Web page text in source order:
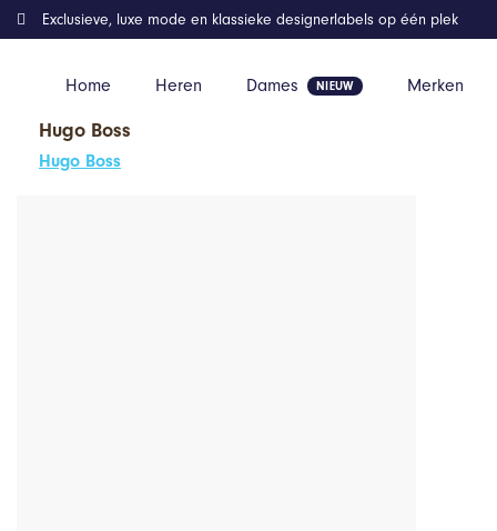
Home Heren Dames Merken
Exclusieve, luxe mode en klassieke designerlabels op één plek
Hugo Boss
Hugo Boss
Home Kleding